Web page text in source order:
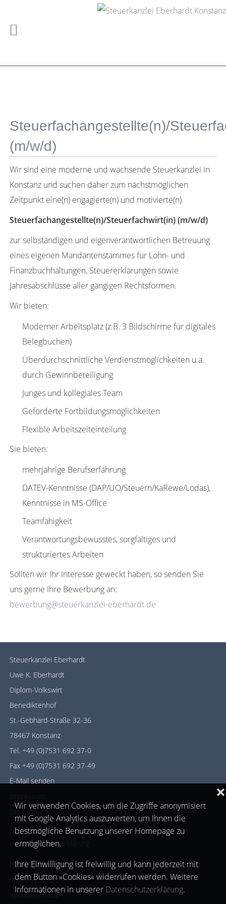
Wir verwenden Cookies, um die Zugriffe anonymisiert
mit Google Analytics auszuwerten, um Ihnen die
bestmögliche Benutzung unserer Homepage zu
ermöglichen.
Ihre Einwilligung ist freiwillig und kann jederzeit mit
dem Button »Cookies« widerrufen werden. Weitere
Informationen in unserer Datenschutzerklärung.
❌
Steuerfachangestellte(n)/
(m/w/d)
Wir sind eine moderne und wachsende Steuerkanzlei in
Konstanz und suchen daher zum nächstmöglichen
Zeitpunkt eine(n) engagierte(n) und motivierte(n)
Steuerfachangestellte(n)/Steuerfachwirt(in) (m/w/d)
zur selbständigen und eigenverantwortlichen Betreuung
eines eigenen Mandantenstammes für Lohn- und
Finanzbuchhaltungen, Steuererklärungen sowie
Jahresabschlüsse aller gängigen Rechtsformen.
Wir bieten:
Moderner Arbeitsplatz (z.B. 3 Bildschirme für digitales
Belegbuchen)
Überdurchschnittliche Verdienstmöglichkeiten u.a.
durch Gewinnbeteiligung
Junges und kollegiales Team
Geförderte Fortbildungsmöglichkeiten
Flexible Arbeitszeiteinteilung
Sie bieten:
mehrjährige Berufserfahrung
DATEV-Kenntnisse (DAP/UO/Steuern/KaRewe/Lodas),
Kenntnisse in MS-Office
Teamfähigkeit
Verantwortungsbewusstes, sorgfältiges und
strukturiertes Arbeiten
Sollten wir Ihr Interesse geweckt haben, so senden Sie
uns gerne Ihre Bewerbung an:
bewerbung@steuerkanzlei-eberhardt.de
Steuerkanzlei Eberhardt
Uwe K. Eberhardt
Diplom-Volkswirt
Benediktenhof
St.-Gebhard-Straße 32-36
78467 Konstanz
Tel. +49 (0)7531 692 37-0
Fax +49 (0)7531 692 37-49
E-Mail senden
Disclaimer
Datenschutz
Barrierefreiheitserklärung
AGB
Inhaltsverzeichnis
Kontaktformular